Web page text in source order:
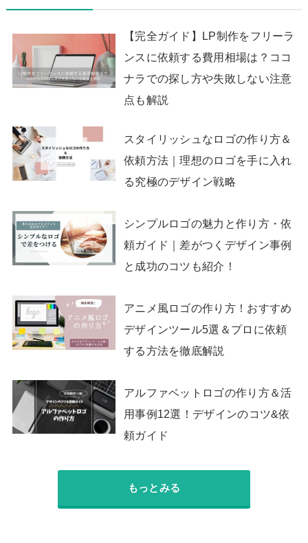
【完全ガイド】LP制作をフリーラ
ンスに依頼する費用相場は？ココ
ナラでの探し方や失敗しない注意
点も解説
スタイリッシュなロゴの作り方＆
依頼方法｜理想のロゴを手に入れ
る究極のデザイン戦略
シンプルロゴの魅力と作り方・依
頼ガイド｜差がつくデザイン事例
と成功のコツも紹介！
アニメ風ロゴの作り方！おすすめ
デザインツール5選＆プロに依頼
する方法を徹底解説
アルファベットロゴの作り方＆活
用事例12選！デザインのコツ&依
頼ガイド
もっとみる